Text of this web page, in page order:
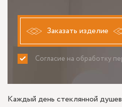
Заказать изделие
Согласие на обработку
ПРИНИМАЮ
Каждый день стеклянной